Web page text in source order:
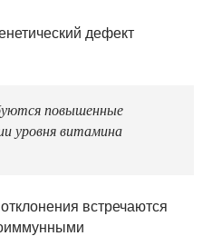
дефект
повышенные
уровня витамина
встречаются